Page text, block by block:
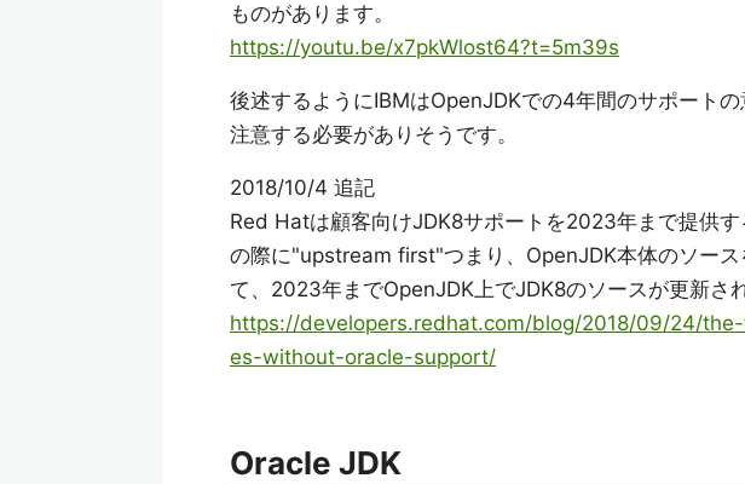
ものがあります。
https://youtu.be/x7pkWlost64?t=5m39s
後述するようにIBMはOpenJDKでの4年間のサポート
注意する必要がありそうです。
2018/10/4 追記
Red Hatは顧客向けJDK8サポートを2023年まで提供
の際に"upstream first"つまり、OpenJDK本体のソー
て、2023年までOpenJDK上でJDK8のソースが更新さ
https://developers.redhat.com/blog/2018/09/24/
es-without-oracle-support/
Oracle JDK